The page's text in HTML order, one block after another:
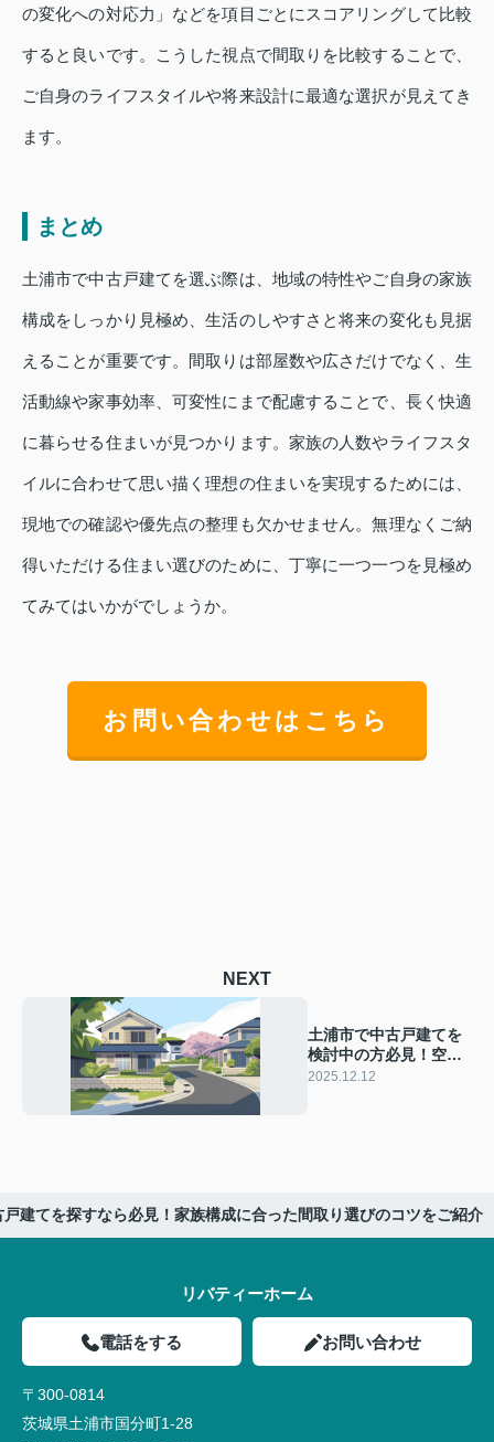
の変化への対応力」などを項目ごとにスコアリングして比較
すると良いです。こうした視点で間取りを比較することで、
ご自身のライフスタイルや将来設計に最適な選択が見えてき
ます。
まとめ
土浦市で中古戸建てを選ぶ際は、地域の特性やご自身の家族
構成をしっかり見極め、生活のしやすさと将来の変化も見据
えることが重要です。間取りは部屋数や広さだけでなく、生
活動線や家事効率、可変性にまで配慮することで、長く快適
に暮らせる住まいが見つかります。家族の人数やライフスタ
イルに合わせて思い描く理想の住まいを実現するためには、
現地での確認や優先点の整理も欠かせません。無理なくご納
得いただける住まい選びのために、丁寧に一つ一つを見極め
てみてはいかがでしょうか。
お問い合わせはこちら
NEXT
土浦市で中古戸建てを
検討中の方必見！空き
家管理のポイントを押
2025.12.12
建てを探すなら必見！家族構成に合った間取り選びのコツをご紹介
リバティーホーム
電話をする お問い合わせ
〒300-0814
茨城県土浦市国分町1-28